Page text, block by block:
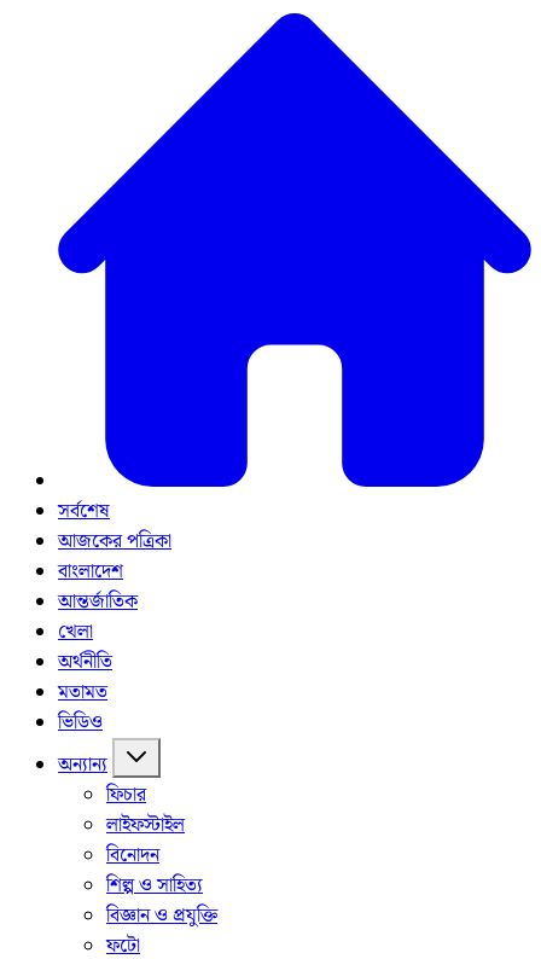
সর্বশেষ
আজকের পত্রিকা
বাংলাদেশ
আন্তর্জাতিক
খেলা
অর্থনীতি
মতামত
ভিডিও
অন্যান্য
ফিচার
লাইফস্টাইল
বিনোদন
শিল্প ও সাহিত্য
বিজ্ঞান ও প্রযুক্তি
ফটো